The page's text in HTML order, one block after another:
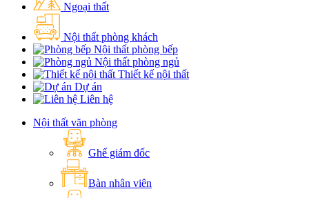
Ngoại thất
Nội thất phòng khách
Nội thất phòng bếp
Nội thất phòng ngủ
Thiết kế nội thất
Dự án
Liên hệ
Nội thất văn phòng
Ghế giám đốc
Bàn nhân viên